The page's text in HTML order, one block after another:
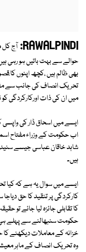
RAWALPINDI: آج کل
حوالے سے بہت باتیں ہو رہی
بھی ظالم ہیں ،کچھ اپنوں کا
تحریک انصاف کی جانب سے
میں ان کی ذات اورکارکردگی کو
ایسے میں اسحاق ڈار کی
اب حکومت کے وزراء مفتاح
شاہد خاقان عباسی جیسے
ہیں۔
ایسے میں سوال یہ ہے کہ کیا
کارکردگی پر تنقید کا حق
حکومت سنبھالنے سے پہلے ہی
خزانہ کے معاملات دیکھنے
وہ تحریک انصاف کے ماہر